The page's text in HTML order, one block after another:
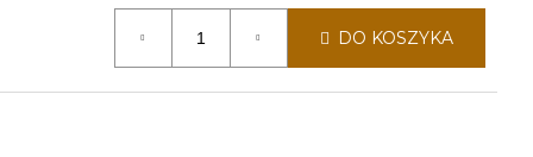
DO KOSZYKA